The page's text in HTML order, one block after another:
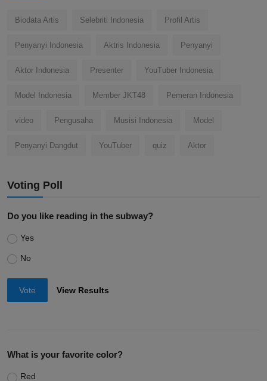
Biodata Artis Selebriti Indonesia Profil Artis
Penyanyi Indonesia Aktris Indonesia Penyanyi
Aktor Indonesia Presenter YouTuber Indonesia
Model Indonesia Member JKT48 Pemeran Indonesia
video Pengusaha Musisi Indonesia Model
Penyanyi Dangdut YouTuber quiz Aktor
Voting Poll
Do you like reading in the subway?
Yes
No
Vote View Results
What is your favorite color?
Red